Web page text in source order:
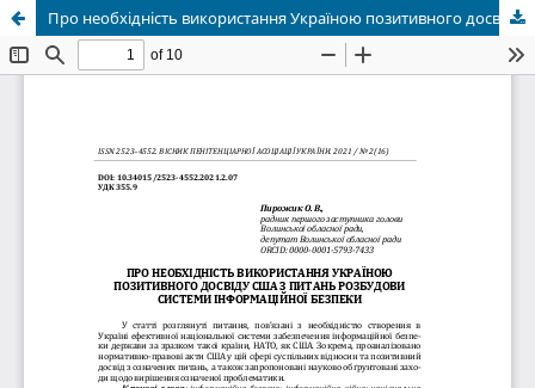
Про необхідність використання Україною позитивного досвіду США з питань розбудови системи інформаційної безпеки